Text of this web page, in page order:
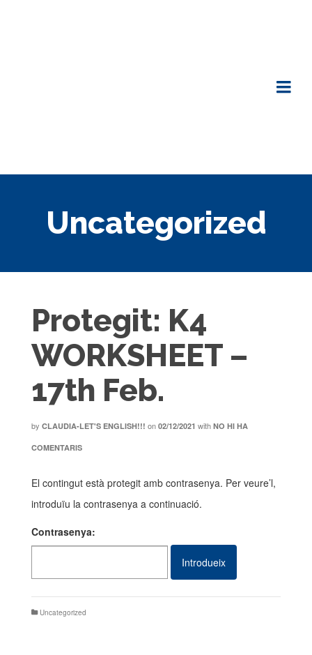
Uncategorized
Protegit: K4
WORKSHEET –
17th Feb.
by CLAUDIA-LET'S ENGLISH!!! on 02/12/2021 with NO HI HA
COMENTARIS
El contingut està protegit amb contrasenya. Per veure’l,
introduïu la contrasenya a continuació.
Contrasenya:
Uncategorized